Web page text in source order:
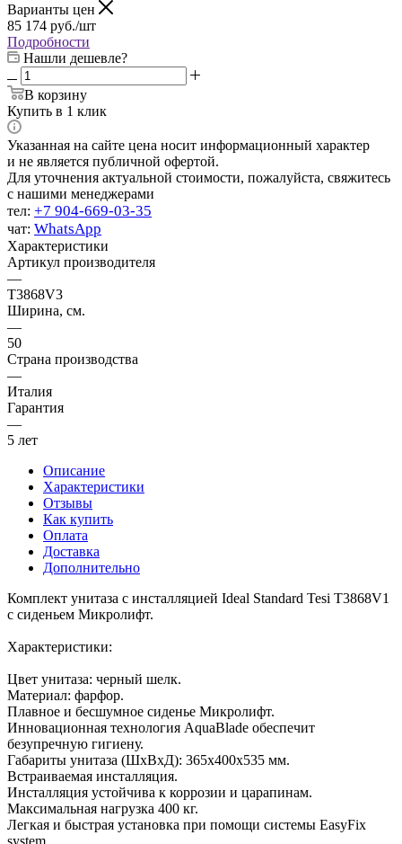
Варианты цен
85 174 руб./шт
Подробности
Нашли дешевле?
В корзину
Купить в 1 клик
Указанная на сайте цена носит информационный характер
и не является публичной офертой.
Для уточнения актуальной стоимости, пожалуйста, свяжитесь
с нашими менеджерами
тел: +7 904-669-03-35
чат: WhatsApp
Характеристики
Артикул производителя
—
T3868V3
Ширина, см.
—
50
Страна производства
—
Италия
Гарантия
—
5 лет
Описание
Характеристики
Отзывы
Как купить
Оплата
Доставка
Дополнительно
Комплект унитаза с инсталляцией Ideal Standard Tesi T3868V1
с сиденьем Микролифт.
Характеристики:
Цвет унитаза: черный шелк.
Материал: фарфор.
Плавное и бесшумное сиденье Микролифт.
Инновационная технология AquaBlade обеспечит
безупречную гигиену.
Габариты унитаза (ШхВхД): 365х400х535 мм.
Встраиваемая инсталляция.
Инсталляция устойчива к коррозии и царапинам.
Максимальная нагрузка 400 кг.
Легкая и быстрая установка при помощи системы EasyFix
system.